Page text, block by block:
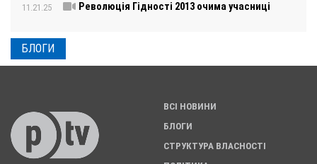
11.21.25 Революція Гідності 2013 очима учасниці
БЛОГИ
ВСІ НОВИНИ
БЛОГИ
СТРУКТУРА ВЛАСНОСТІ